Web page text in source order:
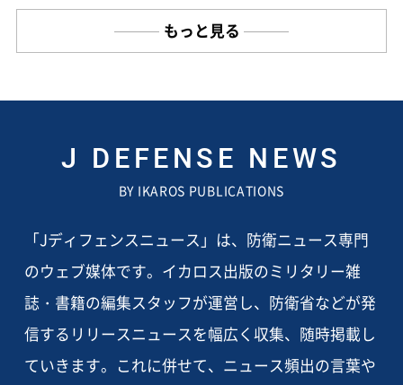
もっと見る
J DEFENSE NEWS
BY IKAROS PUBLICATIONS
「Jディフェンスニュース」は、防衛ニュース専門
のウェブ媒体です。イカロス出版のミリタリー雑
誌・書籍の編集スタッフが運営し、防衛省などが発
信するリリースニュースを幅広く収集、随時掲載し
ていきます。これに併せて、ニュース頻出の言葉や